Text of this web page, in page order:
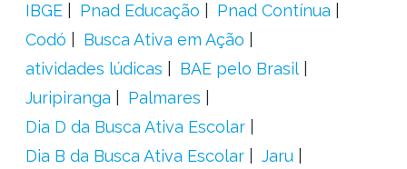
IBGE
Pnad Educação
Pnad Contínua
Codó
Busca Ativa em Ação
atividades lúdicas
BAE pelo Brasil
Juripiranga
Palmares
Dia D da Busca Ativa Escolar
Dia B da Busca Ativa Escolar
Jaru